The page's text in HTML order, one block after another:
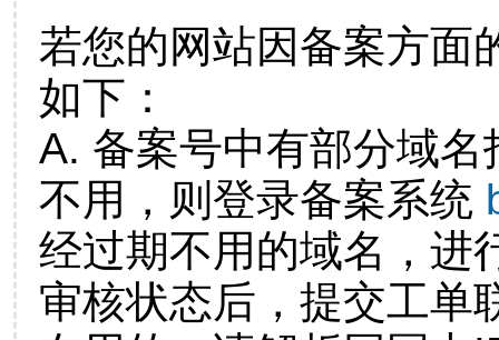
若您的网站因备案方面
如下：
A. 备案号中有部分域
不用，则登录备案系统
经过期不用的域名，进
审核状态后，提交工单